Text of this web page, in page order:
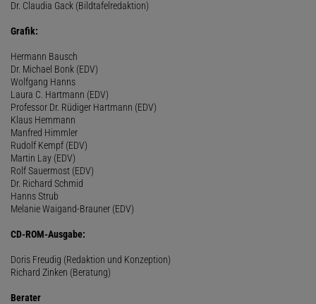
Dr. Claudia Gack (Bildtafelredaktion)
Grafik:
Hermann Bausch
Dr. Michael Bonk (EDV)
Wolfgang Hanns
Laura C. Hartmann (EDV)
Professor Dr. Rüdiger Hartmann (EDV)
Klaus Hemmann
Manfred Himmler
Rudolf Kempf (EDV)
Martin Lay (EDV)
Rolf Sauermost (EDV)
Dr. Richard Schmid
Hanns Strub
Melanie Waigand-Brauner (EDV)
CD-ROM-Ausgabe:
Doris Freudig (Redaktion und Konzeption)
Richard Zinken (Beratung)
Berater